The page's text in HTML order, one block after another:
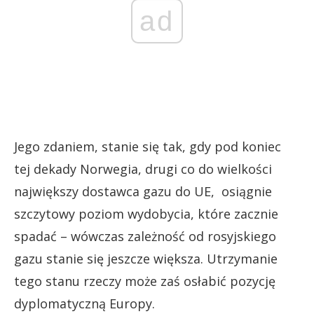
ad
Jego zdaniem, stanie się tak, gdy pod koniec
tej dekady Norwegia, drugi co do wielkości
największy dostawca gazu do UE, osiągnie
szczytowy poziom wydobycia, które zacznie
spadać – wówczas zależność od rosyjskiego
gazu stanie się jeszcze większa. Utrzymanie
tego stanu rzeczy może zaś osłabić pozycję
dyplomatyczną Europy.